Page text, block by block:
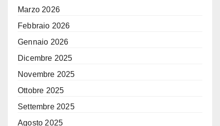
Marzo 2026
Febbraio 2026
Gennaio 2026
Dicembre 2025
Novembre 2025
Ottobre 2025
Settembre 2025
Agosto 2025